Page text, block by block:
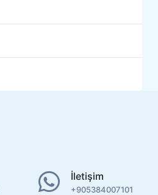
İletişim
+905384007101